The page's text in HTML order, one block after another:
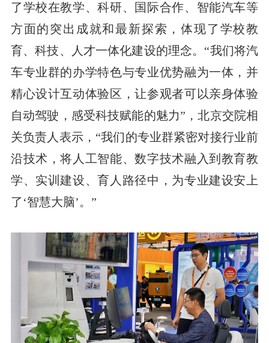
了学校在教学、科研、国际合作、智能汽车等
方面的突出成就和最新探索，体现了学校教
育、科技、人才一体化建设的理念。“我们将汽
车专业群的办学特色与专业优势融为一体，并
精心设计互动体验区，让参观者可以亲身体验
自动驾驶，感受科技赋能的魅力”，北京交院相
关负责人表示，“我们的专业群紧密对接行业前
沿技术，将人工智能、数字技术融入到教育教
学、实训建设、育人路径中，为专业建设安上
了‘智慧大脑’。”